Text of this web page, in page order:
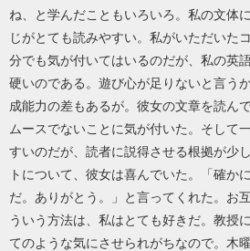
ね、と学んだこともいろいろ。私の文体
じがとても読みやすい。私がいただいた
分でも気が付いてはいるのだが、私の英
硬いのである。遊び心が足りないと言う
成能力の差もあるが。彼女の文章を読ん
ムースでないことに気が付いた。そして
すいのだが、読者に説得させる根拠が少
トについて、彼女は喜んでいた。「確か
だ。ありがとう。」と言ってくれた。お
ういう方法は、私はとても好きだ。教授
てのような気にさせられがちなので。木